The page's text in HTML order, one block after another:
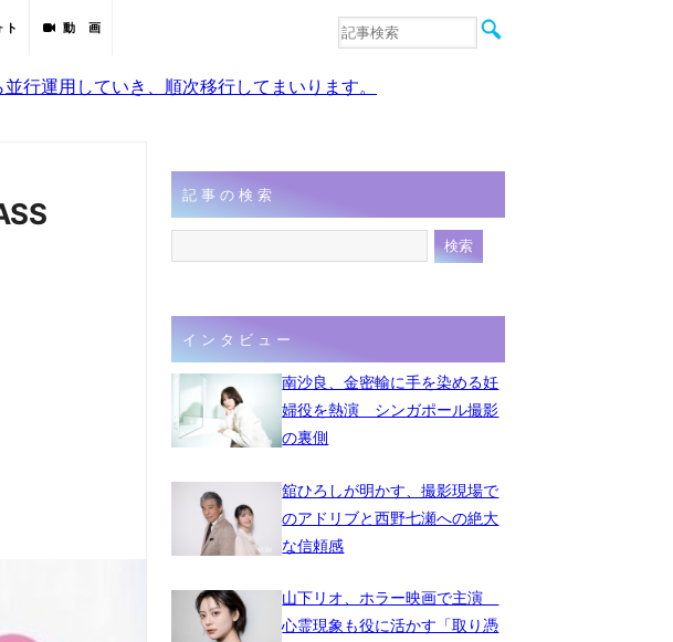
ト 動 画
音楽
行運用していき、順次移行してまいります。
記事の検索
インタビュー
南沙良、金密輸に手を染める妊
婦役を熱演 シンガポール撮影
の裏側
舘ひろしが明かす、撮影現場で
のアドリブと西野七瀬への絶大
な信頼感
山下リオ、ホラー映画で主演
心霊現象も役に活かす「取り憑